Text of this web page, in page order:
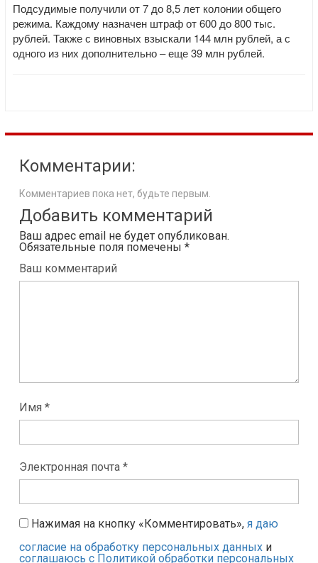
Подсудимые получили от 7 до 8,5 лет колонии общего
режима. Каждому назначен штраф от 600 до 800 тыс.
рублей. Также с виновных взыскали 144 млн рублей, а с
одного из них дополнительно – еще 39 млн рублей.
Комментарии:
Комментариев пока нет, будьте первым.
Добавить комментарий
Ваш адрес email не будет опубликован.
Обязательные поля помечены *
Ваш комментарий
Имя *
Электронная почта *
Нажимая на кнопку «Комментировать», я даю
согласие на обработку персональных данных и
соглашаюсь с Политикой обработки персональных